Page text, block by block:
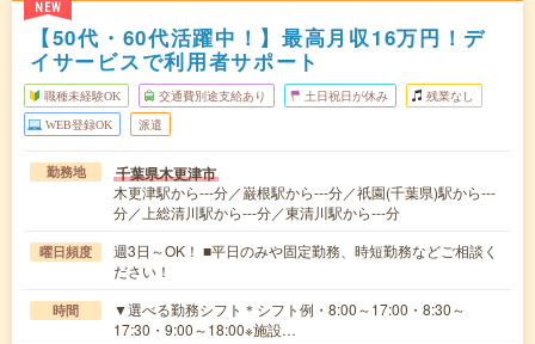
NEW
【50代・60代活躍中！】最高月収16万円！デ
イサービスで利用者サポート
職種未経験OK 交通費別途支給あり 土日祝日が休み 残業なし
WEB登録OK 派遣
勤務地 千葉県木更津市
木更津駅から---分／巌根駅から---分／祇園(千葉県)駅から---
分／上総清川駅から---分／東清川駅から---分
曜日頻度
週3日～OK！ ■平日のみや固定勤務、時短勤務などご相談く
ださい！
時間
▼選べる勤務シフト＊シフト例・8:00～17:00・8:30～
17:30・9:00～18:00※施設…